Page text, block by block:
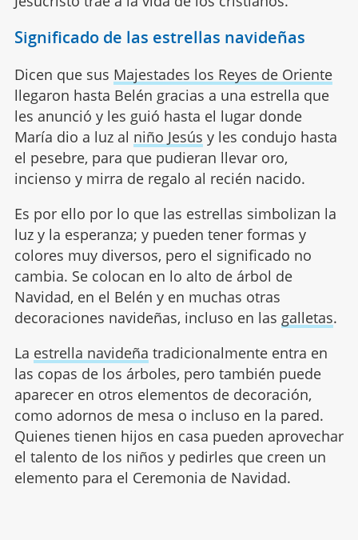
Significado de las estrellas navideñas
Dicen que sus Majestades los Reyes de Oriente
llegaron hasta Belén gracias a una estrella que
les anunció y les guió hasta el lugar donde
María dio a luz al niño Jesús y les condujo hasta
el pesebre, para que pudieran llevar oro,
incienso y mirra de regalo al recién nacido.
Es por ello por lo que las estrellas simbolizan la
luz y la esperanza; y pueden tener formas y
colores muy diversos, pero el significado no
cambia. Se colocan en lo alto de árbol de
Navidad, en el Belén y en muchas otras
decoraciones navideñas, incluso en las galletas.
La estrella navideña tradicionalmente entra en
las copas de los árboles, pero también puede
aparecer en otros elementos de decoración,
como adornos de mesa o incluso en la pared.
Quienes tienen hijos en casa pueden aprovechar
el talento de los niños y pedirles que creen un
elemento para el Ceremonia de Navidad.